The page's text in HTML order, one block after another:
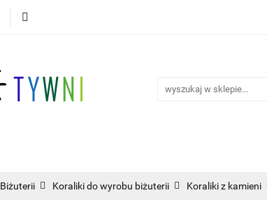
Tworzenie Biżuterii
Nowości Program lojalnościowy
Koraliki do wyrobu biżuterii Koraliki z kamieni